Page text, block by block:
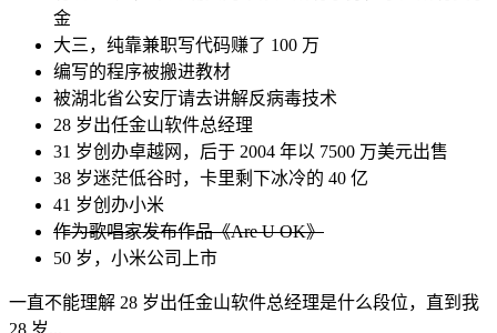
金
大三，纯靠兼职写代码赚了 100 万
编写的程序被搬进教材
被湖北省公安厅请去讲解反病毒技术
28 岁出任金山软件总经理
31 岁创办卓越网，后于 2004 年以 7500 万美元出售
38 岁迷茫低谷时，卡里剩下冰冷的 40 亿
41 岁创办小米
作为歌唱家发布作品《Are U OK》
50 岁，小米公司上市
一直不能理解 28 岁出任金山软件总经理是什么段位，直到我
28 岁...